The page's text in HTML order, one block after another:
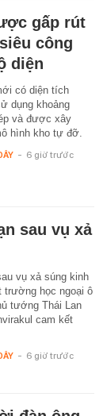
gấp rút
công
diện
có diện tích
dụng khoảng
và được xây
hình kho tự đỡ.
- 6 giờ trước
sau vụ xả
vụ xả súng kinh
trường học ngoại ô
tướng Thái Lan
cam kết
- 6 giờ trước